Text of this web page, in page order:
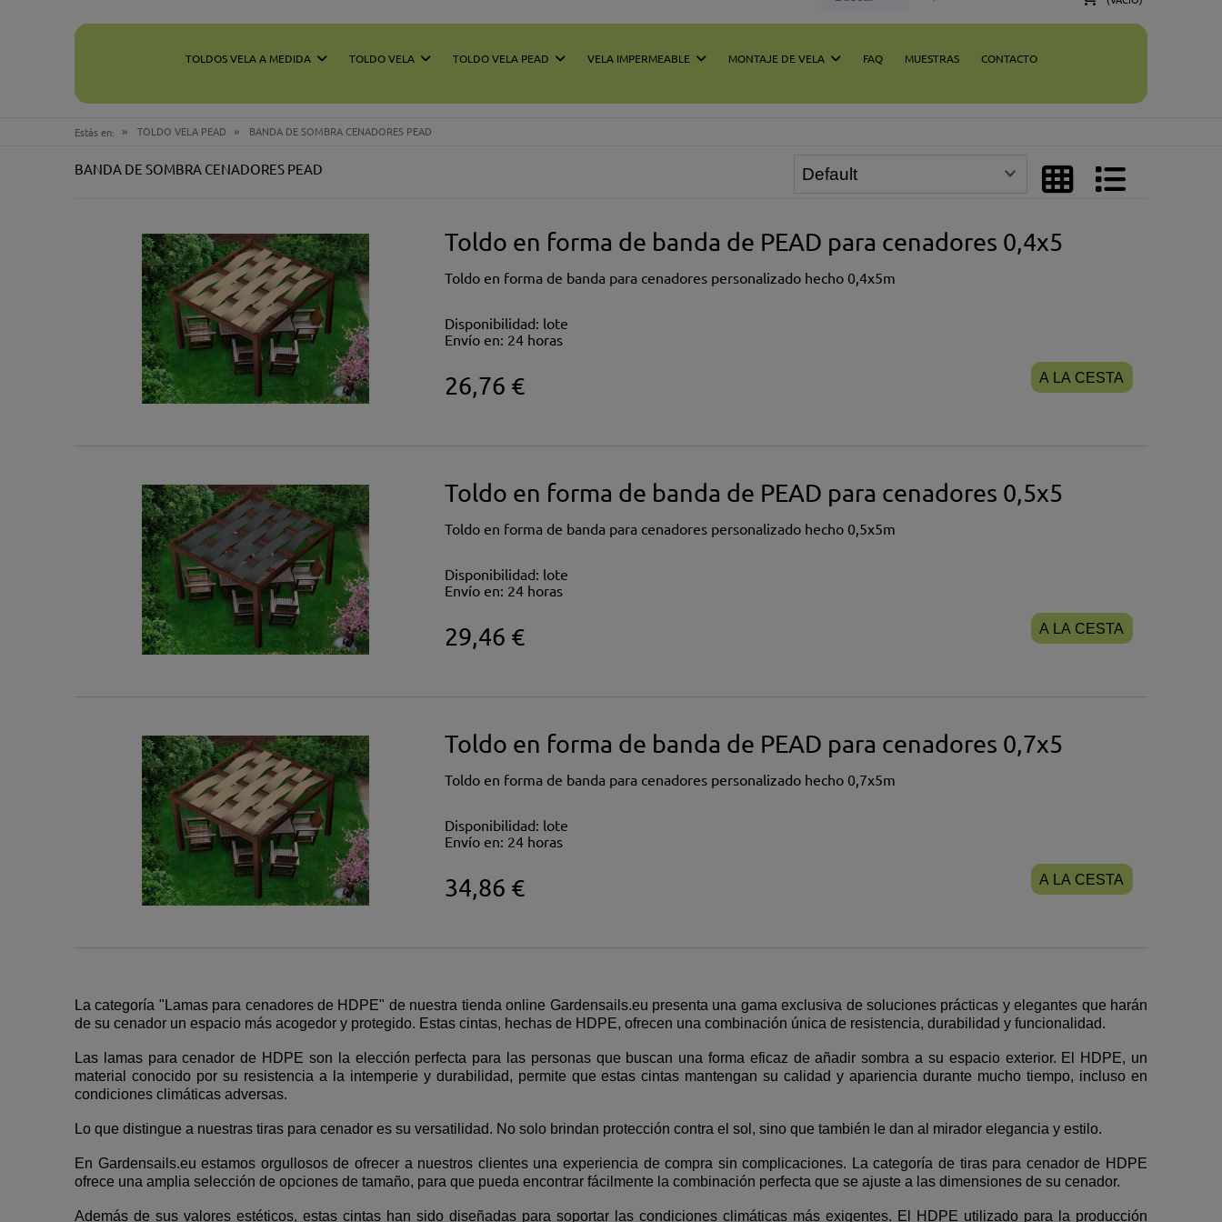
TOLDOS VELA A MEDIDA TOLDO VELA TOLDO VELA PEAD VELA IMPERMEABLE MONTAJE DE VELA FAQ MUESTRAS CONTACTO
Estás en: » TOLDO VELA PEAD » BANDA DE SOMBRA CENADORES PEAD
BANDA DE SOMBRA CENADORES PEAD
Toldo en forma de banda de PEAD para cenadores 0,4x5
Toldo en forma de banda para cenadores personalizado hecho 0,4x5m
Disponibilidad: lote
Envío en: 24 horas
26,76 € A LA CESTA
Toldo en forma de banda de PEAD para cenadores 0,5x5
Toldo en forma de banda para cenadores personalizado hecho 0,5x5m
Disponibilidad: lote
Envío en: 24 horas
29,46 € A LA CESTA
Toldo en forma de banda de PEAD para cenadores 0,7x5
Toldo en forma de banda para cenadores personalizado hecho 0,7x5m
Disponibilidad: lote
Envío en: 24 horas
34,86 € A LA CESTA
La categoría "Lamas para cenadores de HDPE" de nuestra tienda online Gardensails.eu presenta una gama exclusiva de soluciones prácticas y elegantes que harán
de su cenador un espacio más acogedor y protegido. Estas cintas, hechas de HDPE, ofrecen una combinación única de resistencia, durabilidad y funcionalidad.
Las lamas para cenador de HDPE son la elección perfecta para las personas que buscan una forma eficaz de añadir sombra a su espacio exterior. El HDPE, un
material conocido por su resistencia a la intemperie y durabilidad, permite que estas cintas mantengan su calidad y apariencia durante mucho tiempo, incluso en
condiciones climáticas adversas.
Lo que distingue a nuestras tiras para cenador es su versatilidad. No solo brindan protección contra el sol, sino que también le dan al mirador elegancia y estilo.
En Gardensails.eu estamos orgullosos de ofrecer a nuestros clientes una experiencia de compra sin complicaciones. La categoría de tiras para cenador de HDPE
ofrece una amplia selección de opciones de tamaño, para que pueda encontrar fácilmente la combinación perfecta que se ajuste a las dimensiones de su cenador.
Además de sus valores estéticos, estas cintas han sido diseñadas para soportar las condiciones climáticas más exigentes. El HDPE utilizado para la producción